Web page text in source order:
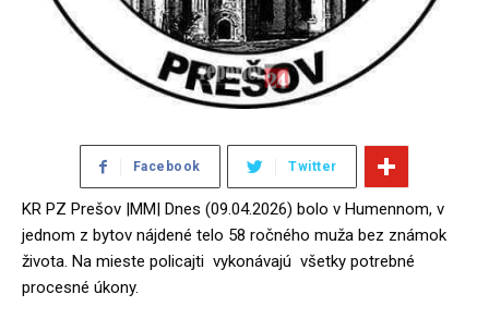
Facebook Twitter
KR PZ Prešov |MM| Dnes (09.04.2026) bolo v Humennom, v
jednom z bytov nájdené telo 58 ročného muža bez známok
života. Na mieste policajti vykonávajú všetky potrebné
procesné úkony.